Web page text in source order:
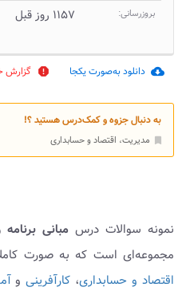
بروزرسانی: ۱۱۵۷ روز قبل
cloud_download دانلود به‌صورت یکجا report گزارش
به دنبال جزوه و کمک‌درس هستید ؟!
مدیریت، اقتصاد و حسابداری
نمونه سوالات درس مبانی
مجموعه‌ای است که به صورت
اقتصاد و حسابداری، کارآفرینیو